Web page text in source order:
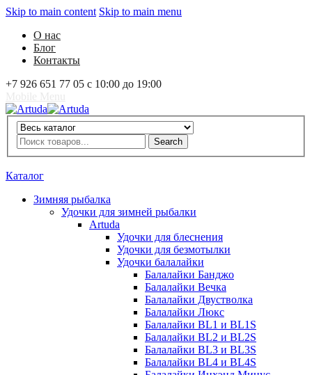
Skip to main content Skip to main menu
О нас
Блог
Контакты
+7 926 651 77 05 с 10:00 до 19:00
Artuda
Search
Search
Каталог
Зимняя рыбалка
Удочки для зимней рыбалки
Artuda
Удочки для блеснения
Удочки для безмотылки
Удочки балалайки
Балалайки Банджо
Балалайки Вечка
Балалайки Двустволка
Балалайки Люкс
Балалайки BL1 и BL1S
Балалайки BL2 и BL2S
Балалайки BL3 и BL3S
Балалайки BL4 и BL4S